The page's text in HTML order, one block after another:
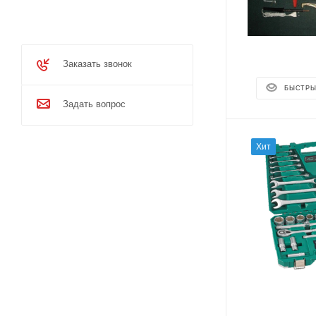
Хит
Заказать звонок
Задать вопрос